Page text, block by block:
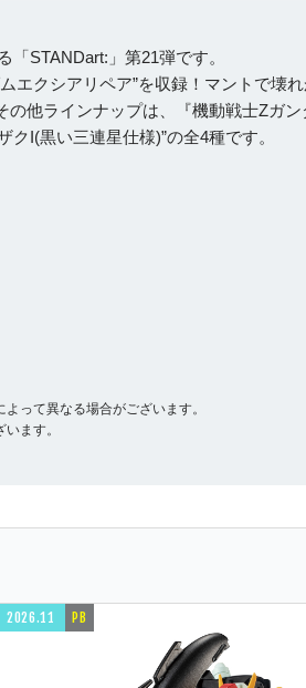
「STANDart:」第21弾です。
エクシアリペア”を収録！マントで壊
の他ラインナップは、『機動戦士Zガ
クI(黒い三連星仕様)”の全4種です。
って異なる場合がございます。
ます。
2026.11 PB